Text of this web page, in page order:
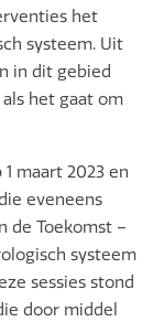
het
systeem. Uit
in dit gebied
het gaat om
maart 2023 en
eveneens
de Toekomst –
systeem
sessies stond
door middel